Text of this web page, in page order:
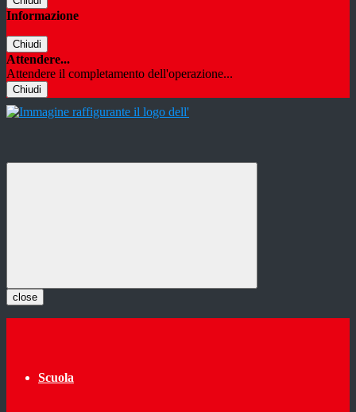
Informazione
Chiudi
Attendere...
Attendere il completamento dell'operazione...
Chiudi
close
Scuola